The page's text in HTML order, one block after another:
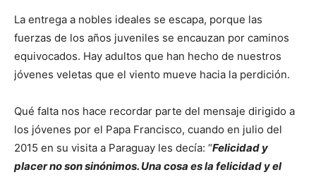
La entrega a nobles ideales se escapa, porque las
fuerzas de los años juveniles se encauzan por caminos
equivocados. Hay adultos que han hecho de nuestros
jóvenes veletas que el viento mueve hacia la perdición.
Qué falta nos hace recordar parte del mensaje dirigido a
los jóvenes por el Papa Francisco, cuando en julio del
2015 en su visita a Paraguay les decía: “Felicidad y
placer no son sinónimos. Una cosa es la felicidad y el